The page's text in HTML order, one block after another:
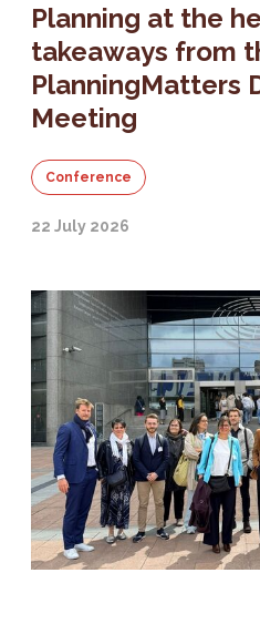
Planning at the
takeaways from
PlanningMatters
Meeting
Conference
22 July 2026